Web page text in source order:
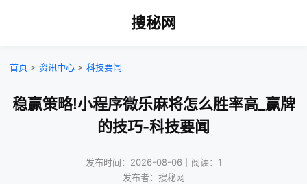
搜秘网
首页 > 资讯中心 > 科技要闻
稳赢策略!小程序微乐麻将怎么胜率高_赢牌
的技巧-科技要闻
发布时间：2026-08-06｜阅读：1
发布者：搜秘网